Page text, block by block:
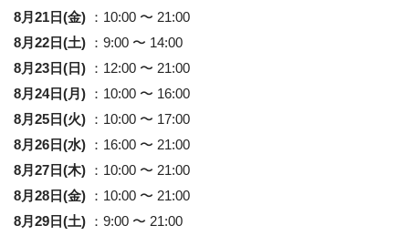
8月21日(金)
：10:00 〜 21:00
8月22日(土)
：9:00 〜 14:00
8月23日(日)
：12:00 〜 21:00
8月24日(月)
：10:00 〜 16:00
8月25日(火)
：10:00 〜 17:00
8月26日(水)
：16:00 〜 21:00
8月27日(木)
：10:00 〜 21:00
8月28日(金)
：10:00 〜 21:00
8月29日(土)
：9:00 〜 21:00